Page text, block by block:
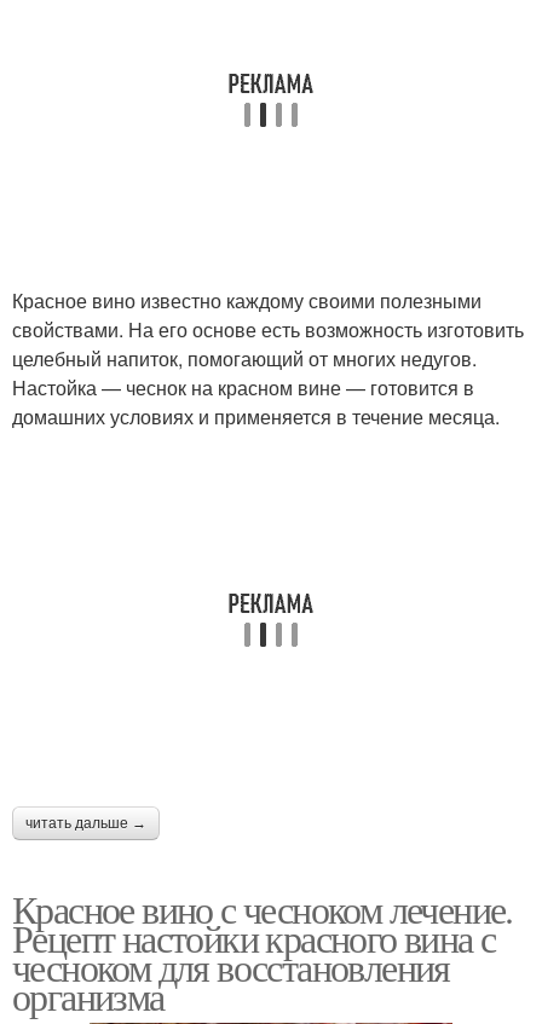
Красное вино известно каждому своими полезными
свойствами. На его основе есть возможность изготовить
целебный напиток, помогающий от многих недугов.
Настойка — чеснок на красном вине — готовится в
домашних условиях и применяется в течение месяца.
читать дальше →
Красное вино с чесноком лечение.
Рецепт настойки красного вина с
чесноком для восстановления
организма